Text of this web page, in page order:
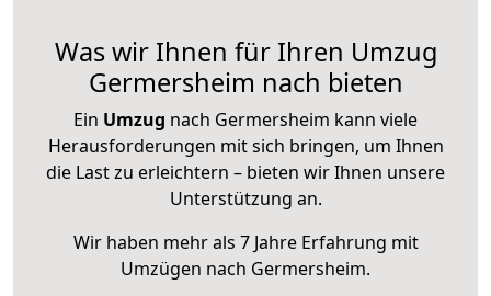
Was wir Ihnen für Ihren Umzug
Germersheim nach bieten
Ein Umzug nach Germersheim kann viele
Herausforderungen mit sich bringen, um Ihnen
die Last zu erleichtern – bieten wir Ihnen unsere
Unterstützung an.
Wir haben mehr als 7 Jahre Erfahrung mit
Umzügen nach Germersheim.